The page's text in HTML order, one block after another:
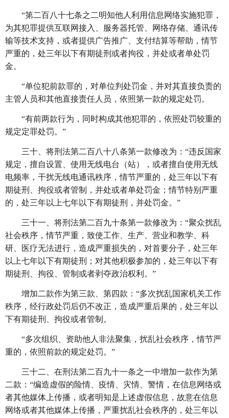
“第二百八十七条之二明知他人利用信息网络实施犯罪，
为其犯罪提供互联网接入、服务器托管、网络存储、通讯传
输等技术支持，或者提供广告推广、支付结算等帮助，情节
严重的，处三年以下有期徒刑或者拘役，并处或者单处罚
金。
“单位犯前款罪的，对单位判处罚金，并对其直接负责的
主管人员和其他直接责任人员，依照第一款的规定处罚。
“有前两款行为，同时构成其他犯罪的，依照处罚较重的
规定定罪处罚。”
三十、将刑法第二百八十八条第一款修改为： “违反国家
规定，擅自设置、使用无线电台（站），或者擅自使用无线
电频率，干扰无线电通讯秩序，情节严重的，处三年以下有
期徒刑、拘役或者管制，并处或者单处罚金；情节特别严重
的，处三年以上七年以下有期徒刑，并处罚金。”
三十一、将刑法第二百九十条第一款修改为： “聚众扰乱
社会秩序，情节严重，致使工作、生产、营业和教学、科
研、医疗无法进行，造成严重损失的，对首要分子，处三年
以上七年以下有期徒刑；对其他积极参加的，处三年以下有
期徒刑、拘役、管制或者剥夺政治权利。”
增加二款作为第三款、第四款： “多次扰乱国家机关工作
秩序，经行政处罚后仍不改正，造成严重后果的，处三年以
下有期徒刑、拘役或者管制。
“多次组织、资助他人非法聚集，扰乱社会秩序，情节严
重的，依照前款的规定处罚。”
三十二、在刑法第二百九十一条之一中增加一款作为第
二款： “编造虚假的险情、疫情、灾情、警情，在信息网络或
者其他媒体上传播，或者明知是上述虚假信息，故意在信息
网络或者其他媒体上传播，严重扰乱社会秩序的，处三年以